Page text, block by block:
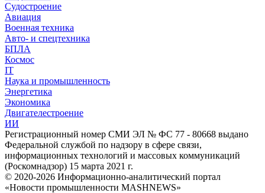
Судостроение
Авиация
Военная техника
Авто- и спецтехника
БПЛА
Космос
IT
Наука и промышленность
Энергетика
Экономика
Двигателестроение
ИИ
Регистрационный номер СМИ ЭЛ № ФС 77 - 80668 выдано
Федеральной службой по надзору в сфере связи,
информационных технологий и массовых коммуникаций
(Роскомнадзор) 15 марта 2021 г.
© 2020-2026 Информационно-аналитический портал
«Новости промышленности MASHNEWS»